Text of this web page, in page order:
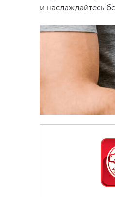
и наслаждайтесь